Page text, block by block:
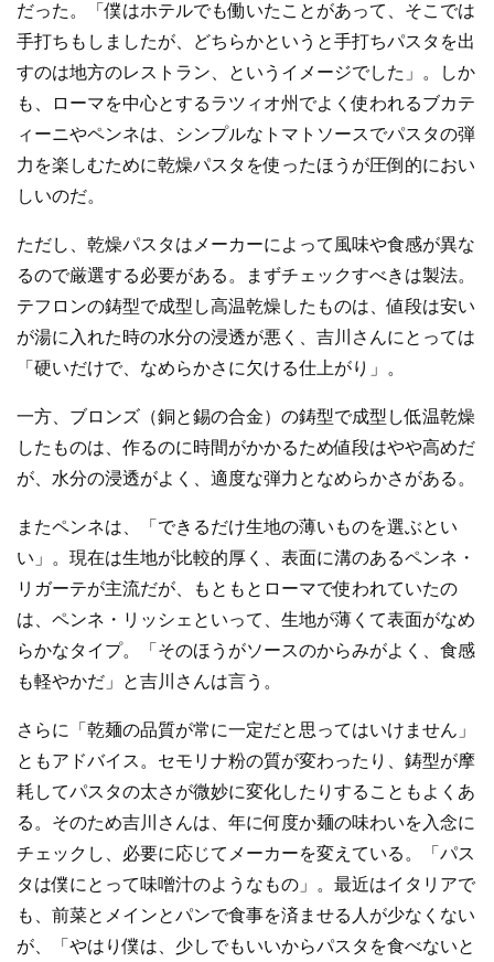
だった。「僕はホテルでも働いたことがあって、そこでは
手打ちもしましたが、どちらかというと手打ちパスタを出
すのは地方のレストラン、というイメージでした」。しか
も、ローマを中心とするラツィオ州でよく使われるブカテ
ィーニやペンネは、シンプルなトマトソースでパスタの弾
力を楽しむために乾燥パスタを使ったほうが圧倒的におい
しいのだ。
ただし、乾燥パスタはメーカーによって風味や食感が異な
るので厳選する必要がある。まずチェックすべきは製法。
テフロンの鋳型で成型し高温乾燥したものは、値段は安い
が湯に入れた時の水分の浸透が悪く、吉川さんにとっては
「硬いだけで、なめらかさに欠ける仕上がり」。
一方、ブロンズ（銅と錫の合金）の鋳型で成型し低温乾燥
したものは、作るのに時間がかかるため値段はやや高めだ
が、水分の浸透がよく、適度な弾力となめらかさがある。
またペンネは、「できるだけ生地の薄いものを選ぶとい
い」。現在は生地が比較的厚く、表面に溝のあるペンネ・
リガーテが主流だが、もともとローマで使われていたの
は、ペンネ・リッシェといって、生地が薄くて表面がなめ
らかなタイプ。「そのほうがソースのからみがよく、食感
も軽やかだ」と吉川さんは言う。
さらに「乾麺の品質が常に一定だと思ってはいけません」
ともアドバイス。セモリナ粉の質が変わったり、鋳型が摩
耗してパスタの太さが微妙に変化したりすることもよくあ
る。そのため吉川さんは、年に何度か麺の味わいを入念に
チェックし、必要に応じてメーカーを変えている。「パス
タは僕にとって味噌汁のようなもの」。最近はイタリアで
も、前菜とメインとパンで食事を済ませる人が少なくない
が、「やはり僕は、少しでもいいからパスタを食べないと